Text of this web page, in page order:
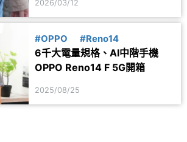
2026/03/12
#OPPO #Reno14
6千大電量規格、AI中階手機
OPPO Reno14 F 5G開箱
2025/08/25